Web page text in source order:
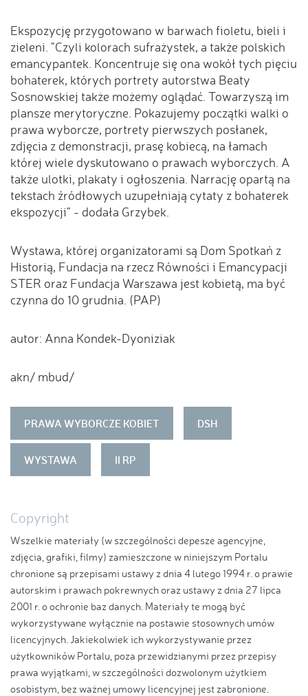
Ekspozycję przygotowano w barwach fioletu, bieli i
zieleni. "Czyli kolorach sufrażystek, a także polskich
emancypantek. Koncentruje się ona wokół tych pięciu
bohaterek, których portrety autorstwa Beaty
Sosnowskiej także możemy oglądać. Towarzyszą im
plansze merytoryczne. Pokazujemy początki walki o
prawa wyborcze, portrety pierwszych posłanek,
zdjęcia z demonstracji, prasę kobiecą, na łamach
której wiele dyskutowano o prawach wyborczych. A
także ulotki, plakaty i ogłoszenia. Narrację opartą na
tekstach źródłowych uzupełniają cytaty z bohaterek
ekspozycji" - dodała Grzybek.
Wystawa, której organizatorami są Dom Spotkań z
Historią, Fundacja na rzecz Równości i Emancypacji
STER oraz Fundacja Warszawa jest kobietą, ma być
czynna do 10 grudnia. (PAP)
autor: Anna Kondek-Dyoniziak
akn/ mbud/
PRAWA WYBORCZE KOBIET DSH
WYSTAWA II RP
Copyright
Wszelkie materiały (w szczególności depesze agencyjne,
zdjęcia, grafiki, filmy) zamieszczone w niniejszym Portalu
chronione są przepisami ustawy z dnia 4 lutego 1994 r. o prawie
autorskim i prawach pokrewnych oraz ustawy z dnia 27 lipca
2001 r. o ochronie baz danych. Materiały te mogą być
wykorzystywane wyłącznie na postawie stosownych umów
licencyjnych. Jakiekolwiek ich wykorzystywanie przez
użytkowników Portalu, poza przewidzianymi przez przepisy
prawa wyjątkami, w szczególności dozwolonym użytkiem
osobistym, bez ważnej umowy licencyjnej jest zabronione.